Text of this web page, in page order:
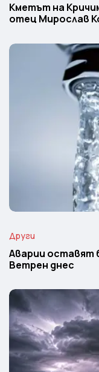
Кметът на
отец Мирослав
Други
Аварии оставят
Ветрен днес